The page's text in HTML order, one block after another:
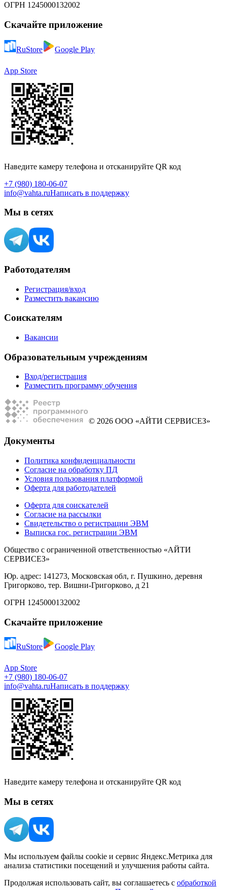
ОГРН 1245000132002
Скачайте приложение
RuStore Google Play
App Store
Наведите камеру телефона и отсканируйте QR код
+7 (980) 180-06-07
info@vahta.ruНаписать в поддержку
Мы в сетях
Работодателям
Регистрация/вход
Разместить вакансию
Соискателям
Вакансии
Образовательным учреждениям
Вход/регистрация
Разместить программу обучения
© 2026 ООО «АЙТИ СЕРВИСЕЗ»
Документы
Политика конфиденциальности
Согласие на обработку ПД
Условия пользования платформой
Оферта для работодателей
Оферта для соискателей
Согласие на рассылки
Свидетельство о регистрации ЭВМ
Выписка гос. регистрации ЭВМ
Общество с ограниченной ответственностью «АЙТИ
СЕРВИСЕЗ»
Юр. адрес: 141273, Московская обл, г. Пушкино, деревня
Григорково, тер. Вишни-Григорково, д 21
ОГРН 1245000132002
Скачайте приложение
RuStore Google Play
App Store
+7 (980) 180-06-07
info@vahta.ruНаписать в поддержку
Наведите камеру телефона и отсканируйте QR код
Мы в сетях
Мы используем файлы cookie и сервис Яндекс.Метрика для
анализа статистики посещений и улучшения работы сайта.
Продолжая использовать сайт, вы соглашаетесь с обработкой